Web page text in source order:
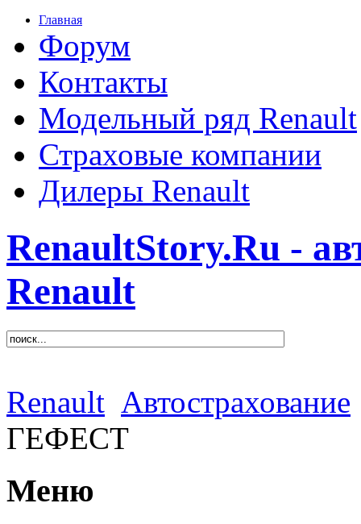
Главная
Форум
Контакты
Модельный ряд Renault
Страховые компании
Дилеры Renault
RenaultStory.Ru -
Renault
Renault Автострахование
ГЕФЕСТ
Меню